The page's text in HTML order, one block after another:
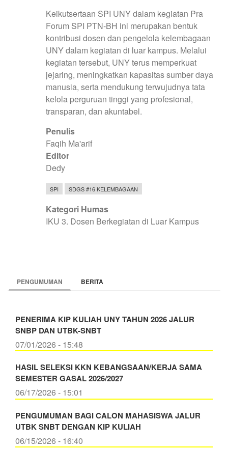
Keikutsertaan SPI UNY dalam kegiatan Pra
Forum SPI PTN-BH ini merupakan bentuk
kontribusi dosen dan pengelola kelembagaan
UNY dalam kegiatan di luar kampus. Melalui
kegiatan tersebut, UNY terus memperkuat
jejaring, meningkatkan kapasitas sumber daya
manusia, serta mendukung terwujudnya tata
kelola perguruan tinggi yang profesional,
transparan, dan akuntabel.
Penulis
Faqih Ma'arif
Editor
Dedy
SPI SDGS #16 KELEMBAGAAN
Kategori Humas
IKU 3. Dosen Berkegiatan di Luar Kampus
PENGUMUMAN BERITA
PENERIMA KIP KULIAH UNY TAHUN 2026 JALUR
SNBP DAN UTBK-SNBT
07/01/2026 - 15:48
HASIL SELEKSI KKN KEBANGSAAN/KERJA SAMA
SEMESTER GASAL 2026/2027
06/17/2026 - 15:01
PENGUMUMAN BAGI CALON MAHASISWA JALUR
UTBK SNBT DENGAN KIP KULIAH
06/15/2026 - 16:40